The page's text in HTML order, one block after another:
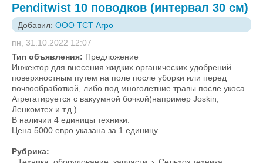
Penditwist 10 поводков (интервал 30 см)
Добавил: ООО ТСТ Агро
пн, 31.10.2022 12:07
Тип объявления: Предложение
Инжектор для внесения жидких органических удобрений
поверхностным путем на поле после уборки или перед
почвообработкой, либо под многолетние травы после укоса.
Агрегатируется с вакуумной бочкой(например Joskin,
Ленкомтех и т.д.).
В наличии 4 единицы техники.
Цена 5000 евро указана за 1 единицу.
Рубрика: